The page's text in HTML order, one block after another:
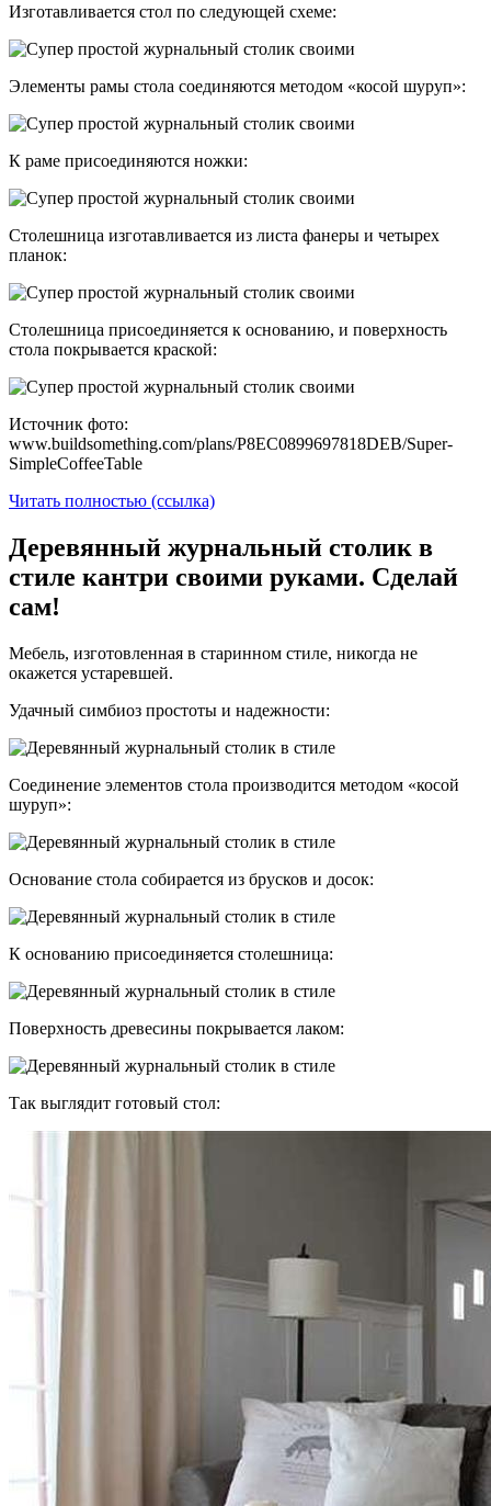
Изготавливается стол по следующей схеме:
Элементы рамы стола соединяются методом «косой шуруп»:
К раме присоединяются ножки:
Столешница изготавливается из листа фанеры и четырех
планок:
Столешница присоединяется к основанию, и поверхность
стола покрывается краской:
Источник фото:
www.buildsomething.com/plans/P8EC0899697818DEB/Super-
SimpleCoffeeTable
Читать полностью (ссылка)
Деревянный журнальный столик в
стиле кантри своими руками. Сделай
сам!
Мебель, изготовленная в старинном стиле, никогда не
окажется устаревшей.
Удачный симбиоз простоты и надежности:
Соединение элементов стола производится методом «косой
шуруп»:
Основание стола собирается из брусков и досок:
К основанию присоединяется столешница:
Поверхность древесины покрывается лаком:
Так выглядит готовый стол: